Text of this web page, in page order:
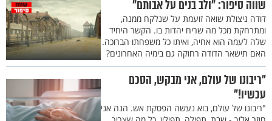
שווה סיפור: "ולב בנים על אבותם"
דודה ניצולת שואה זועמת על שנלקח ממנה,
ומתרחקת מכל מה שריח יהדות בו. הקשר היחיד
שלה לעמה הוא אחיה, ואיתו כל משפחתו הברוכה.
האם תישאר הדודה רחוקה גם בימיה האחרונים?
"ריבונו של עולם, אני מבקש, הסכם
עכשיו!"
"ריבונו של עולם, בוא נעשה הפסקת אש. הנה אני